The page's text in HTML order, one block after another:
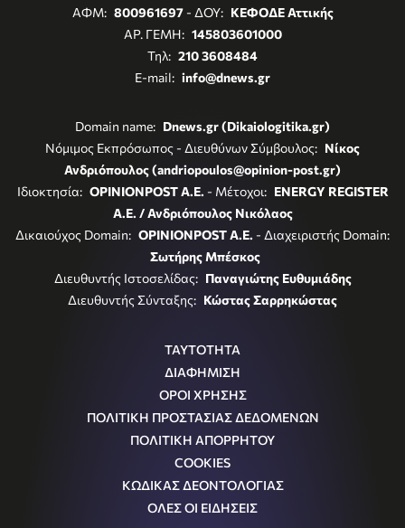
ΑΦΜ: 800961697- ΔΟΥ: ΚΕΦΟΔΕ Αττικής
ΑΡ. ΓΕΜΗ: 145803601000
Τηλ: 210 3608484
E-mail: info@dnews.gr
Domain name: Dnews.gr (Dikaiologitika.gr)
Νόμιμος Εκπρόσωπος - Διευθύνων Σύμβουλος: Νίκος
Ανδριόπουλος (andriopoulos@opinion-post.gr)
Ιδιοκτησία: OPINIONPOST A.E. - Μέτοχοι: ENERGY REGISTER
Α.Ε. / Ανδριόπουλος Νικόλαος
Δικαιούχος Domain: OPINIONPOST A.E. - Διαχειριστής Domain:
Σωτήρης Μπέσκος
Διευθυντής Ιστοσελίδας: Παναγιώτης Ευθυμιάδης
Διευθυντής Σύνταξης: Κώστας Σαρρηκώστας
ΤΑΥΤΟΤΗΤΑ
ΔΙΑΦΗΜΙΣΗ
ΟΡΟΙ ΧΡΗΣΗΣ
ΠΟΛΙΤΙΚΗ ΠΡΟΣΤΑΣΙΑΣ ΔΕΔΟΜΕΝΩΝ
ΠΟΛΙΤΙΚΗ ΑΠΟΡΡΗΤΟΥ
COOKIES
ΚΩΔΙΚΑΣ ΔΕΟΝΤΟΛΟΓΙΑΣ
ΟΛΕΣ ΟΙ ΕΙΔΗΣΕΙΣ